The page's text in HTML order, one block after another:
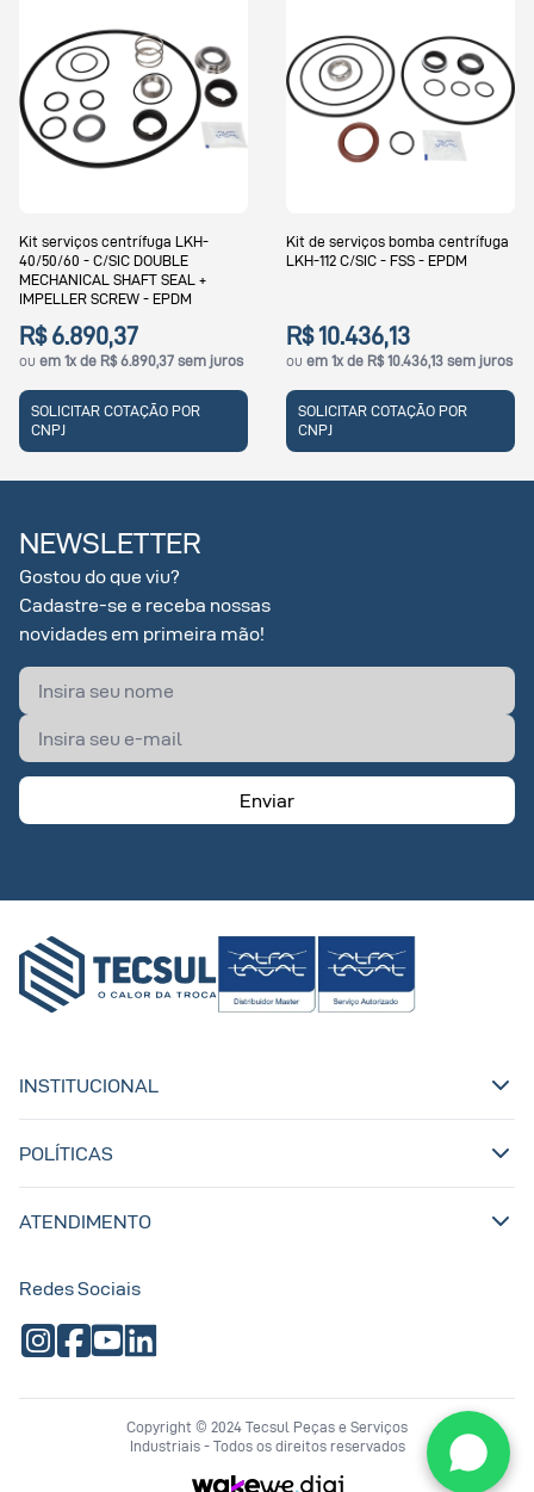
centrífuga LKH-
- C/SIC DOUBLE
SHAFT SEAL +
SCREW - EPDM
de R$ 6.890,37 sem juros
COTAÇÃO POR
Kit de serviços bomba centrífuga
LKH-112 C/SIC - FSS - EPDM
R$ 10.436,13
ou em 1x de R$ 10.436,13 sem juros
SOLICITAR COTAÇÃO POR
Kit
ouem
NEWSLETTER
Gostou do que viu?
Cadastre-se e receba nossas
novidades em primeira mão!
Enviar
INSTITUCIONAL
POLÍTICAS
ATENDIMENTO
Redes Sociais
Copyright © 2024 Tecsul Peças e Serviços
Industriais - Todos os direitos reservados